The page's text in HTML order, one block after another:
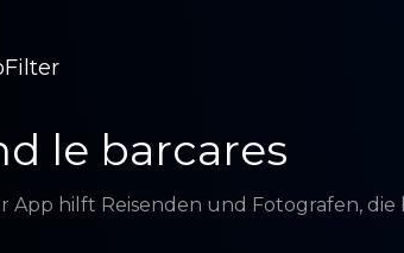
le barcares
App hilft Reisenden und Fotografen,